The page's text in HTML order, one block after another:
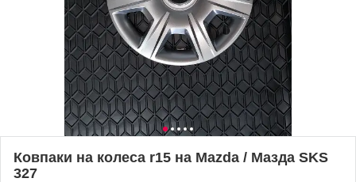
Ковпаки на колеса r15 на Mazda / Мазда SKS
327